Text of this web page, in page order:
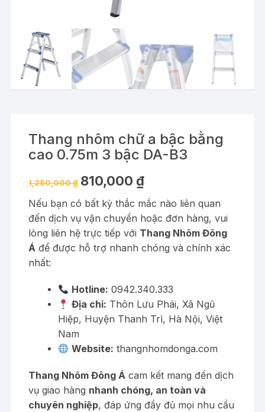
Thang nhôm chữ a bậc bằng
cao 0.75m 3 bậc DA-B3
1,250,000₫ Giá
gốc
1,250,000 ₫.
810,000 ₫Giá
tại
là:
810,000 ₫.
Nếu bạn có bất kỳ thắc mắc nào liên quan
đến dịch vụ vận chuyển hoặc đơn hàng, vui
lòng liên hệ trực tiếp với Thang Nhôm Đông
Á để được hỗ trợ nhanh chóng và chính xác
nhất:
Hotline: 0942.340.333
Địa chỉ: Thôn Lưu Phái, Xã Ngũ
Hiệp, Huyện Thanh Trì, Hà Nội, Việt
Nam
Website: thangnhomdonga.com
Thang Nhôm Đông Á cam kết mang đến dịch
vụ giao hàng nhanh chóng, an toàn và
chuyên nghiệp, đáp ứng đầy đủ mọi nhu cầu